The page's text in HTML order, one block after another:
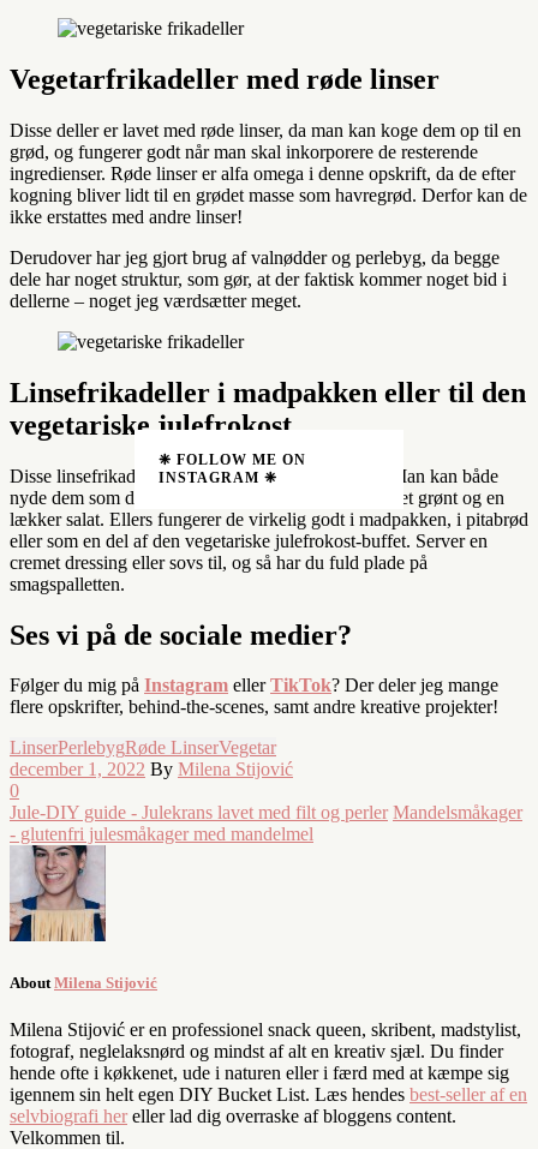
Vegetarfrikadeller med røde linser
Disse deller er lavet med røde linser, da man kan koge dem op til en
grød, og fungerer godt når man skal inkorporere de resterende
ingredienser. Røde linser er alfa omega i denne opskrift, da de efter
kogning bliver lidt til en grødet masse som havregrød. Derfor kan de
ikke erstattes med andre linser!
Derudover har jeg gjort brug af valnødder og perlebyg, da begge
dele har noget struktur, som gør, at der faktisk kommer noget bid i
dellerne – noget jeg værdsætter meget.
Linsefrikadeller i madpakken eller til den
vegetariske julefrokost
Disse linsefrikadeller kan spises på mange måder! Man kan både
nyde dem som de er servere dem med kartofler, andet grønt og en
lækker salat. Ellers fungerer de virkelig godt i madpakken, i pitabrød
eller som en del af den vegetariske julefrokost-buffet. Server en
cremet dressing eller sovs til, og så har du fuld plade på
smagspalletten.
Ses vi på de sociale medier?
Følger du mig på Instagram ellerTikTok? Der deler jeg mange
flere opskrifter, behind-the-scenes, samt andre kreative projekter!
LinserPerlebygRøde LinserVegetar
december 1, 2022 By Milena Stijović
0
Jule-DIY guide - Julekrans lavet med filt og perler Mandelsmåkager
- glutenfri julesmåkager med mandelmel
About Milena Stijović
Milena Stijović er en professionel snack queen, skribent, madstylist,
fotograf, neglelaksnørd og mindst af alt en kreativ sjæl. Du finder
hende ofte i køkkenet, ude i naturen eller i færd med at kæmpe sig
igennem sin helt egen DIY Bucket List. Læs hendes best-seller af en
selvbiografi her eller lad dig overraske af bloggens content.
Velkommen til.
❈ FOLLOW ME ON
INSTAGRAM ❈